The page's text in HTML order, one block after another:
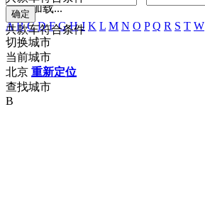
共款车符合条件
正在加载...
A B C D F G H J K L M N O P Q R S T W
切换城市
当前城市
北京 重新定位
查找城市
B